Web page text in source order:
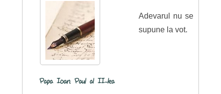
Papa Ioan Paul al II-lea
Adevarul nu se
supune la vot.